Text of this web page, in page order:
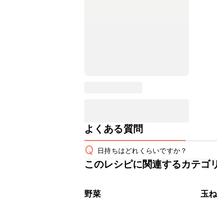
よくある質問
Q 日持ちはどれくらいですか？
保存期間は冷蔵で翌日中が目安です
※日持ちは目安です。
このレシピに関連するカテゴ
野菜 玉